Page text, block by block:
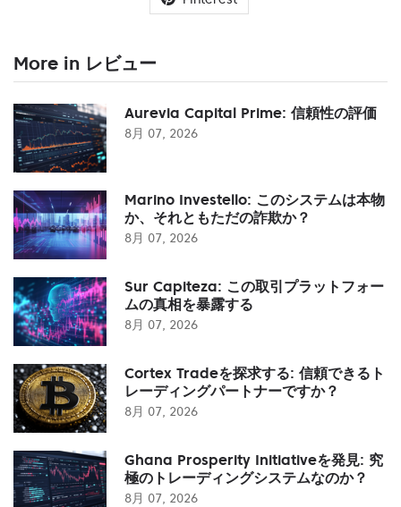
More in レビュー
Aurevia Capital Prime: 信頼性の評価
8月 07, 2026
Marino Investello: このシステムは本物
か、それともただの詐欺か？
8月 07, 2026
Sur Capiteza: この取引プラットフォー
ムの真相を暴露する
8月 07, 2026
Cortex Tradeを探求する: 信頼できるト
レーディングパートナーですか？
8月 07, 2026
Ghana Prosperity Initiativeを発見: 究
極のトレーディングシステムなのか？
8月 07, 2026